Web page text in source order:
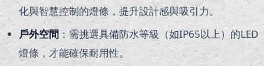
化與智慧控制的燈條，提升設計感與吸引力。
戶外空間 ：需挑選具備防水等級（如IP65以上）的LED
燈條，才能確保耐用性。